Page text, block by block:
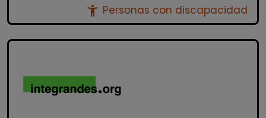
accessibility_new Personas con discapacidad